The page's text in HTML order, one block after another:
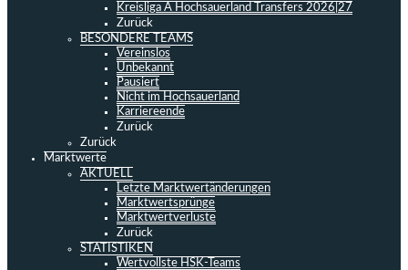
Kreisliga A Hochsauerland Transfers 2026|27
Zurück
BESONDERE TEAMS
Vereinslos
Unbekannt
Pausiert
Nicht im Hochsauerland
Karriereende
Zurück
Zurück
Marktwerte
AKTUELL
Letzte Marktwertänderungen
Marktwertsprünge
Marktwertverluste
Zurück
STATISTIKEN
Wertvollste HSK-Teams